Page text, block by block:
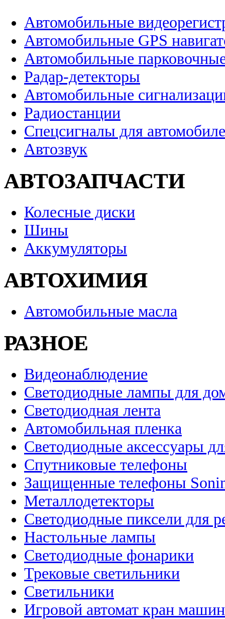
Автомобильные
Автомобильные GPS
Автомобильные
Радар-детекторы
Автомобильные
Радиостанции
Спецсигналы для
Автозвук
АВТОЗАПЧАСТИ
Колесные диски
Шины
Аккумуляторы
АВТОХИМИЯ
Автомобильные масла
РАЗНОЕ
Видеонаблюдение
Светодиодные лампы для
Светодиодная лента
Автомобильная пленка
Светодиодные аксессуары
Спутниковые телефоны
Защищенные телефоны
Металлодетекторы
Светодиодные пиксели для
Настольные лампы
Светодиодные фонарики
Трековые светильники
Светильники
Игровой автомат кран